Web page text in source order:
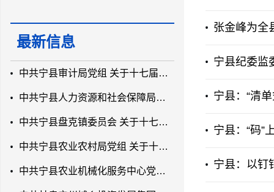
最新信息
中共宁县审计局党组 关于十七届县委第七轮巡察反馈意见整改落实进展情况的通报
中共宁县人力资源和社会保障局党组 关于十七届县委第七轮巡察反馈意见整改落实进展情况的通报
中共宁县盘克镇委员会 关于十七届县委第七轮巡察反馈意见整改落实进展情况的通报
中共宁县农业农村局党组 关于十七届县委第七轮巡察反馈意见整改落实进展情况的通报
中共宁县农业机械化服务中心党支部 关于十七届县委第七轮巡察反馈意见整改落实进展情况的通报
张金峰为全
宁县纪委监
宁县：“清
宁县：“码”
宁县：以钉